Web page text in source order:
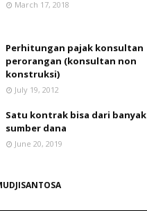
March 17, 2018
Perhitungan pajak konsultan
perorangan (konsultan non
konstruksi)
July 19, 2012
Satu kontrak bisa dari banyak
sumber dana
June 20, 2019